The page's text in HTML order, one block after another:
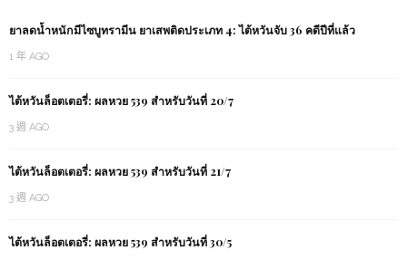
ยาลดน้ำหนักมีไซบูทรามีน ยาเสพติดประเภท 4: ไต้หวันจับ 36 คดีปีที่แล้ว
1 年 AGO
ไต้หวันล็อตเตอรี่: ผลหวย 539 สำหรับวันที่ 20/7
3 週 AGO
ไต้หวันล็อตเตอรี่: ผลหวย 539 สำหรับวันที่ 21/7
3 週 AGO
ไต้หวันล็อตเตอรี่: ผลหวย 539 สำหรับวันที่ 30/5